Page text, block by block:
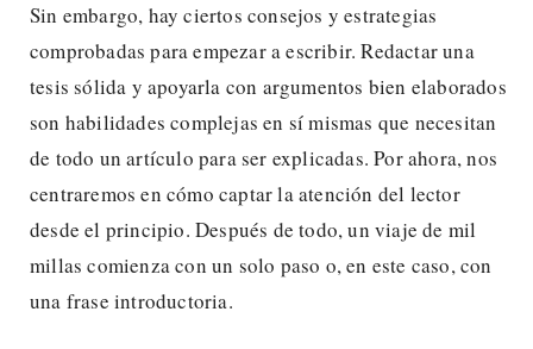
Sin embargo, hay ciertos consejos y estrategias
comprobadas para empezar a escribir. Redactar una
tesis sólida y apoyarla con argumentos bien elaborados
son habilidades complejas en sí mismas que necesitan
de todo un artículo para ser explicadas. Por ahora, nos
centraremos en cómo captar la atención del lector
desde el principio. Después de todo, un viaje de mil
millas comienza con un solo paso o, en este caso, con
una frase introductoria.